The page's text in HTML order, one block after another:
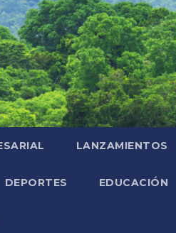
LANZAMIENTOS
DEPORTES EDUCACIÓN